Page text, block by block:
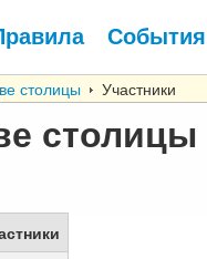
События
столицы Участники
столицы